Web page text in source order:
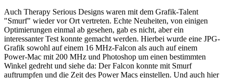
Auch Therapy Serious Designs waren mit dem Grafik-Talent
"Smurf" wieder vor Ort vertreten. Echte Neuheiten, von einigen
Optimierungen einmal ab gesehen, gab es nicht, aber ein
interessanter Test konnte gemacht werden. Hierbei wurde eine JPG-
Grafik sowohl auf einem 16 MHz-Falcon als auch auf einem
Power-Mac mit 200 MHz und Photoshop um einen bestimmten
Winkel gedreht und siehe da: Der Falcon konnte mit Smurf
auftrumpfen und die Zeit des Power Macs einstellen. Und auch hier